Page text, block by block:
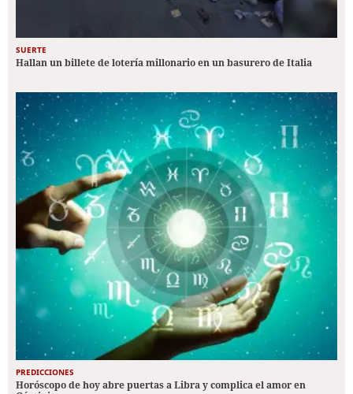
SUERTE
Hallan un billete de lotería millonario en un basurero de Italia
PREDICCIONES
Horóscopo de hoy abre puertas a Libra y complica el amor en